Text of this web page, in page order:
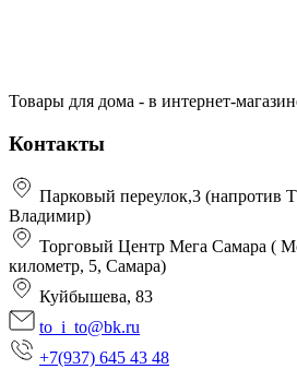
Товары для дома - в интернет-
Контакты
Парковый переулок,3
Владимир)
Торговый Центр Мега Самара (
километр, 5, Самара)
Куйбышева, 83
to_i_to@bk.ru
+7(937) 645 43 48